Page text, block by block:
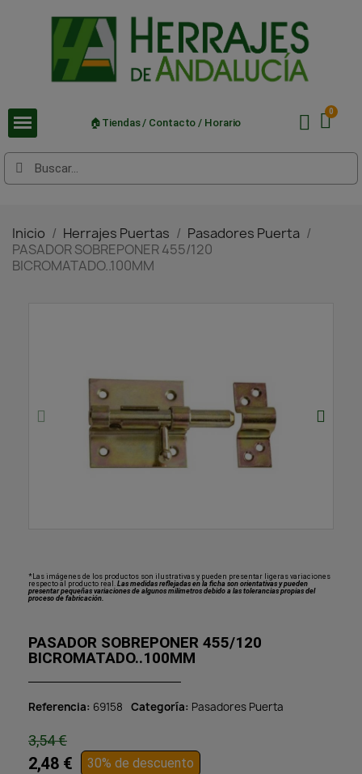
🏠Tiendas / Contacto / Horario
Inicio Herrajes Puertas
Pasadores Puerta
PASADOR SOBREPONER 455/120
BICROMATADO..100MM
*Las imágenes de los productos son ilustrativas y pueden presentar ligeras variaciones
respecto al producto real. Las medidas reflejadas en la ficha son orientativas y pueden
presentar pequeñas variaciones de algunos milímetros debido a las tolerancias propias del
proceso de fabricación.
PASADOR SOBREPONER 455/120
BICROMATADO..100MM
Referencia 69158 Categoría Pasadores Puerta
3,54 €
2,48 € 30% de descuento